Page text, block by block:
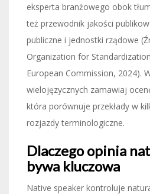
eksperta branżowego obok
też przewodnik jakości
publiczne i jednostki rządowe
Organization for
European Commission, 2024).
wielojęzycznych zamawiaj
która porównuje przekłady w
rozjazdy terminologiczne.
Dlaczego opinia
bywa kluczowa
Native speaker kontroluje